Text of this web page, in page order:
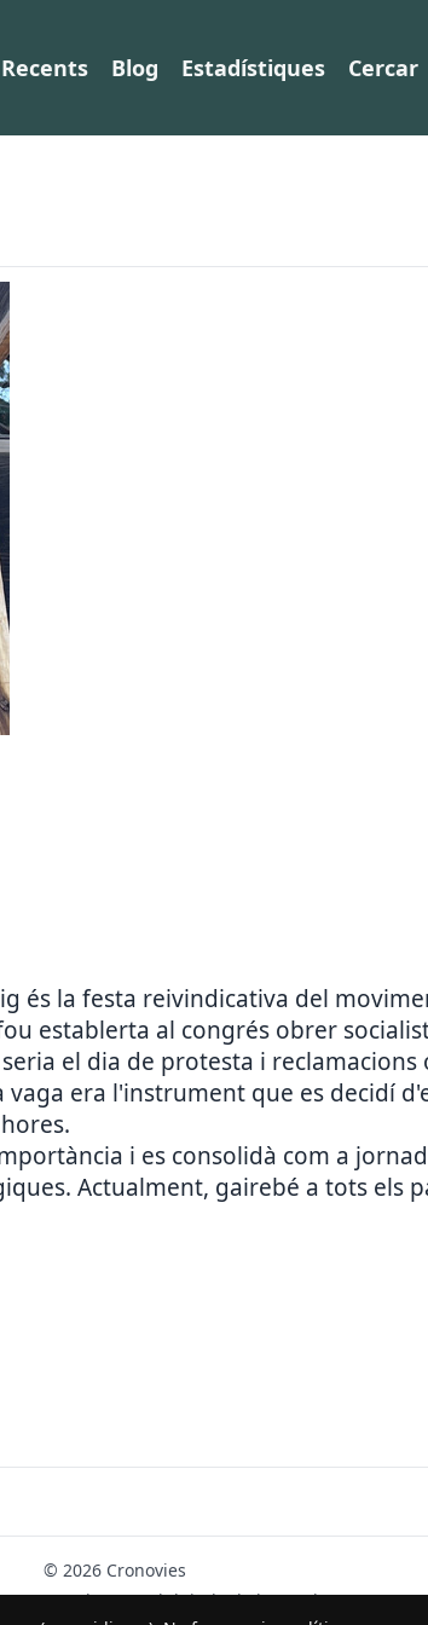
Recents Blog Estadístiques Cercar
és la festa reivindicativa del
establerta al congrés obrer
el dia de protesta i
era l'instrument que es decidí
i es consolidà com a
Actualment, gairebé a tots els
© 2026 Cronovies
Desenvolupat amb l’ajuda de la IA (ChatGPT).